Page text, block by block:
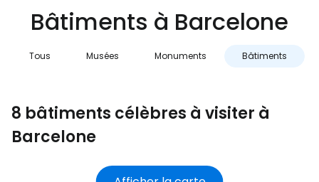
Bâtiments à Barcelone
Tous Musées Monuments Bâtiments
8 bâtiments célèbres à visiter à
Barcelone
... la communauté mondiale des voyageurs
Continuer avec Google
Continuer avec Facebook
Poursuivre avec le courrier